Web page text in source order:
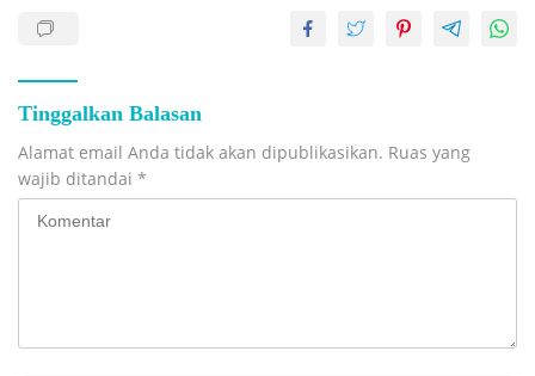
Tinggalkan Balasan
Alamat email Anda tidak akan dipublikasikan. Ruas yang
wajib ditandai *